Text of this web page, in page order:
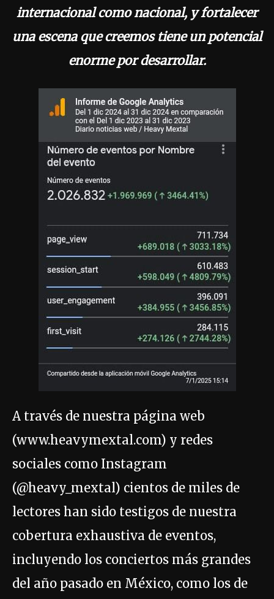
internacional como nacional, y fortalecer
una escena que creemos tiene un potencial
enorme por desarrollar.
A través de nuestra página web
(www.heavymextal.com) y redes
sociales como Instagram
(@heavy_mextal) cientos de miles de
lectores han sido testigos de nuestra
cobertura exhaustiva de eventos,
incluyendo los conciertos más grandes
del año pasado en México, como los de